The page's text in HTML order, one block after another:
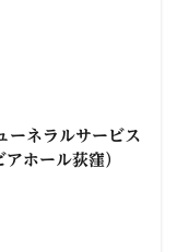
ーネラルサービス
アホール荻窪）